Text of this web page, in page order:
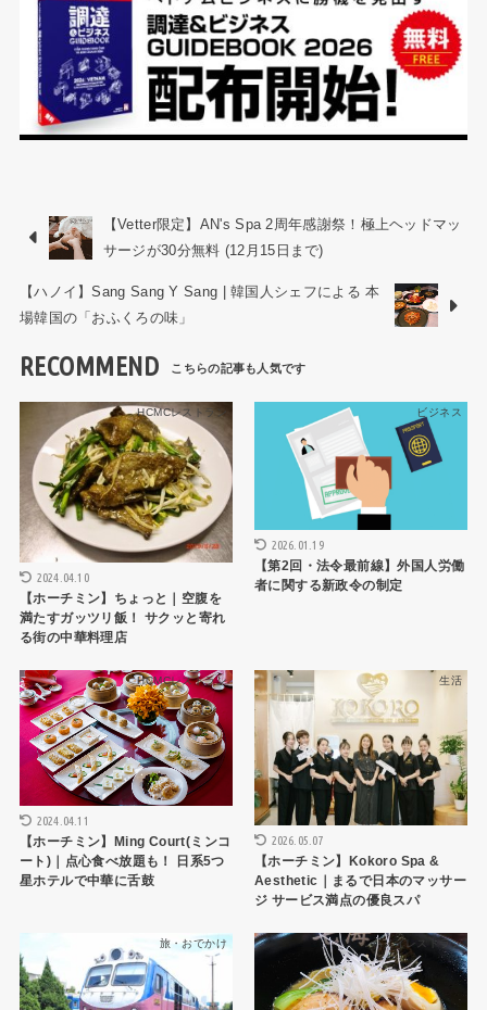
【Vetter限定】AN's Spa 2周年感謝祭！極上ヘッドマッ
サージが30分無料 (12月15日まで)
【ハノイ】Sang Sang Y Sang | 韓国人シェフによる 本
場韓国の「おふくろの味」
RECOMMEND
HCMCレストラン
2024.04.10
【ホーチミン】ちょっと｜空腹を
満たすガッツリ飯！ サクッと寄れ
る街の中華料理店
ビジネス
2026.01.19
【第2回・法令最前線】外国人労働
者に関する新政令の制定
HCMCレストラン
2024.04.11
【ホーチミン】Ming Court(ミンコ
ート)｜点心食べ放題も！ 日系5つ
星ホテルで中華に舌鼓
生活
2026.05.07
【ホーチミン】Kokoro Spa &
Aesthetic｜まるで日本のマッサー
ジ サービス満点の優良スパ
旅・おでかけ ハノイレストラン